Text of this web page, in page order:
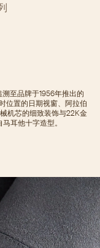
至品牌于1956年推出的
位置的日期视窗、阿拉伯
机芯的细致装饰与22K金
耳他十字造型。